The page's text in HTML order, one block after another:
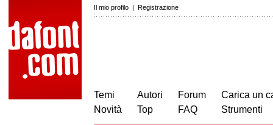
Il mio profilo | Registrazione
Temi
Novità
Autori
Top
Forum
FAQ
Carica un
Strumenti